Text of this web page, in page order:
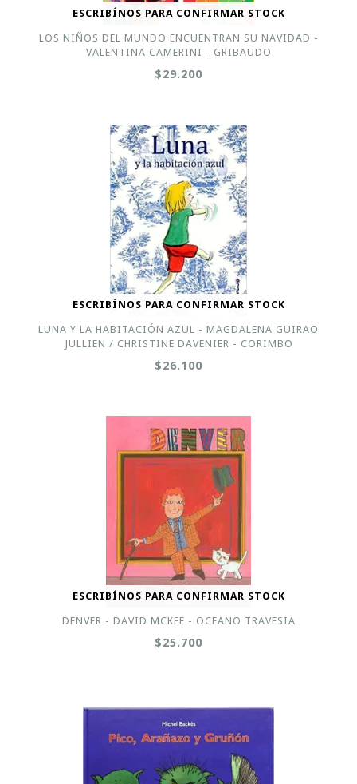
ESCRIBÍNOS PARA CONFIRMAR STOCK
LOS NIÑOS DEL MUNDO ENCUENTRAN SU NAVIDAD -
VALENTINA CAMERINI - GRIBAUDO
$29.200
ESCRIBÍNOS PARA CONFIRMAR STOCK
LUNA Y LA HABITACIÓN AZUL - MAGDALENA GUIRAO
JULLIEN / CHRISTINE DAVENIER - CORIMBO
$26.100
ESCRIBÍNOS PARA CONFIRMAR STOCK
DENVER - DAVID MCKEE - OCEANO TRAVESIA
$25.700